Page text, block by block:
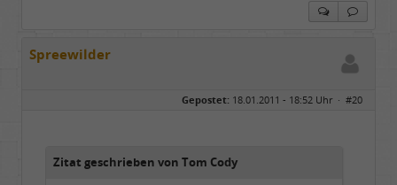
Spreewilder
Gepostet: 18.01.2011 - 18:52 Uhr · #20
Zitat geschrieben von Tom Cody